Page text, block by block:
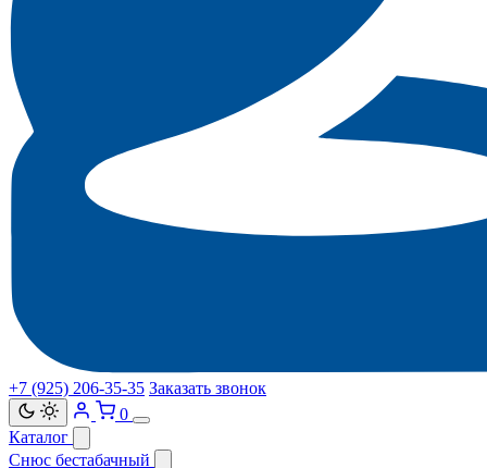
+7 (925) 206‑35‑35 Заказать звонок
0
Каталог
Снюс бестабачный